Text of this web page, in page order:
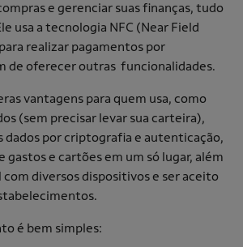
e gerenciar suas finanças, tudo
usa a tecnologia NFC (Near Field
realizar pagamentos por
de oferecer outras funcionalidades.
vantagens para quem usa, como
(sem precisar levar sua carteira),
dados por criptografia e autenticação,
e cartões em um só lugar, além
diversos dispositivos e ser aceito
é bem simples: